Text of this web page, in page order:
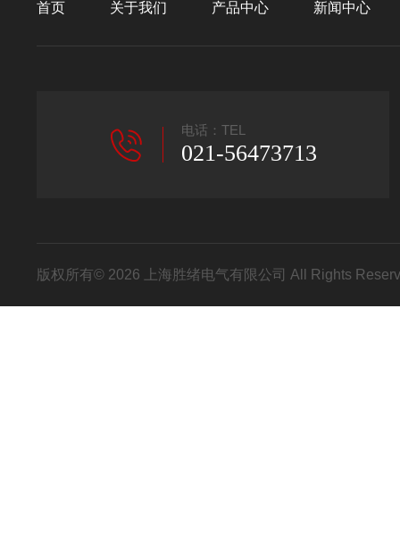
首页 关于我们 产品中心 新闻中心
电话：TEL
021-56473713
版权所有© 2026 上海胜绪电气有限公司 All Rights